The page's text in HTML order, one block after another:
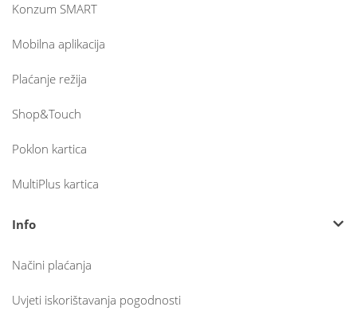
Konzum SMART
Mobilna aplikacija
Plaćanje režija
Shop&Touch
Poklon kartica
MultiPlus kartica
Info
Načini plaćanja
Uvjeti iskorištavanja pogodnosti